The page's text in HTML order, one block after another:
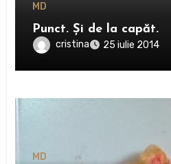
MD
Punct. Și de la capăt.
cristina 25 iulie 2014
MD